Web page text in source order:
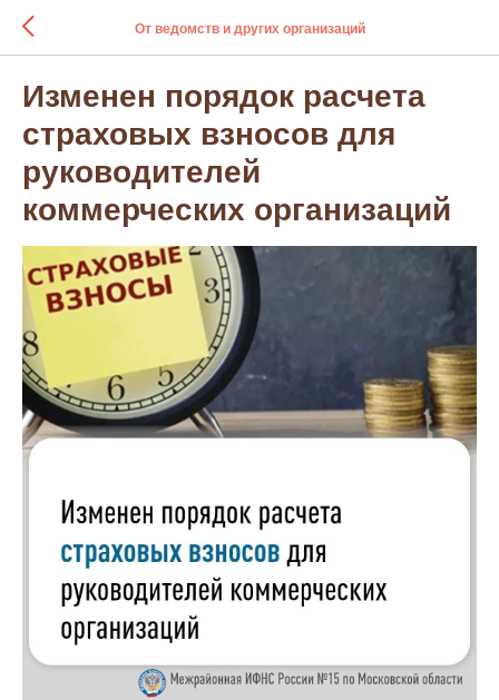
От ведомств и других организаций
Изменен порядок расчета
страховых взносов для
руководителей
коммерческих организаций